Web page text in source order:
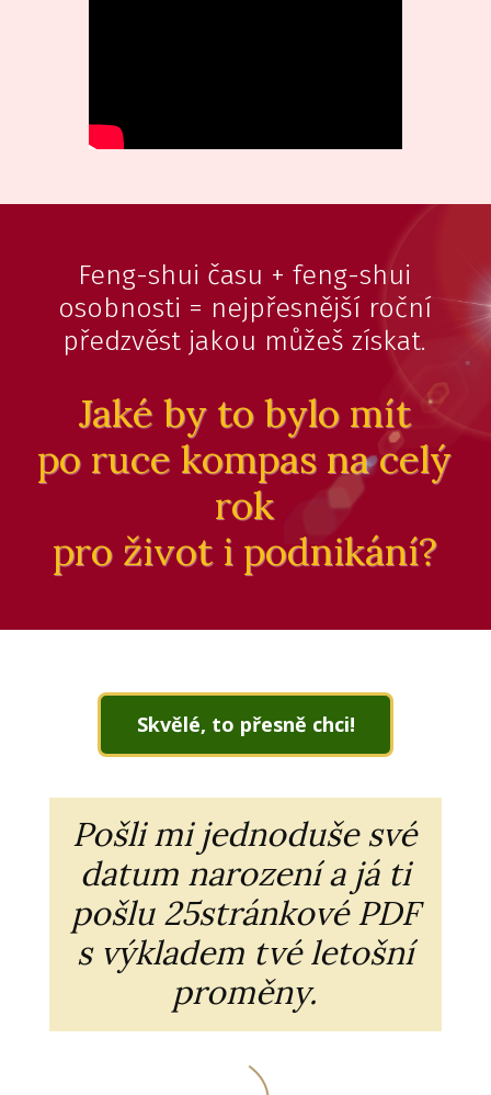
Feng-shui času + feng-shui
osobnosti = nejpřesnější roční
předzvěst jakou můžeš získat.
Jaké by to bylo mít
po ruce kompas na celý
rok
pro život i podnikání?
Skvělé, to přesně chci!
Pošli mi jednoduše své
datum narození a já ti
pošlu 25stránkové PDF
s výkladem tvé letošní
proměny.